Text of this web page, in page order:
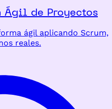
Ágil de Proyectos
ágil aplicando Scrum,
reales.